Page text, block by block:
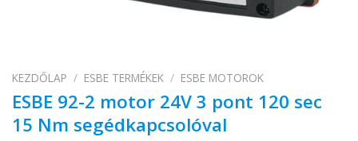
KEZDŐLAP / ESBE TERMÉKEK / ESBE MOTOROK
ESBE 92-2 motor 24V 3 pont 120 sec
15 Nm segédkapcsolóval